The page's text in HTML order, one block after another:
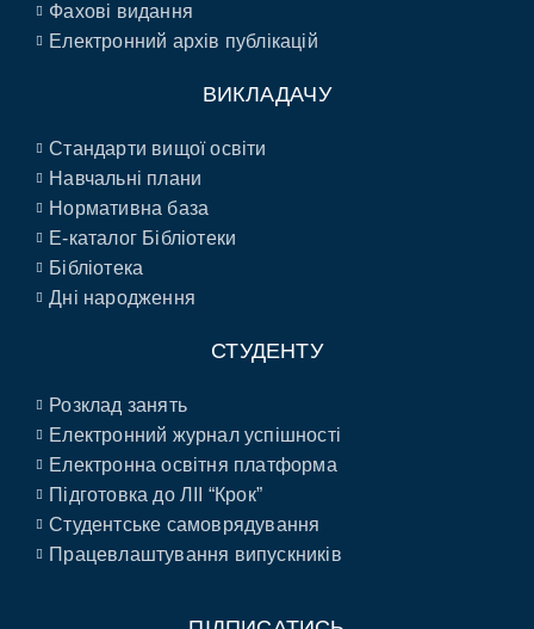
Фахові видання
Електронний архів публікацій
ВИКЛАДАЧУ
Стандарти вищої освіти
Навчальні плани
Нормативна база
E-каталог Бібліотеки
Бібліотека
Дні народження
СТУДЕНТУ
Розклад занять
Електронний журнал успішності
Електронна освітня платформа
Підготовка до ЛІІ “Крок”
Студентське самоврядування
Працевлаштування випускників